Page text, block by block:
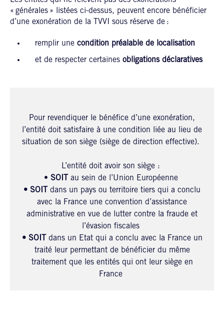
« générales » listées ci-dessus, peuvent encore bénéficier
d’une exonération de la TVVI sous réserve de :
remplir une condition préalable de localisation
et de respecter certaines obligations déclaratives
Pour revendiquer le bénéfice d’une exonération,
l’entité doit satisfaire à une condition liée au lieu de
situation de son siège (siège de direction effective).
L’entité doit avoir son siège :
• SOIT
au sein de l’Union Européenne
• SOIT
dans un pays ou territoire tiers qui a conclu
avec la France une convention d’assistance
administrative en vue de lutter contre la fraude et
l’évasion fiscales
• SOIT
dans un Etat qui a conclu avec la France un
traité leur permettant de bénéficier du même
traitement que les entités qui ont leur siège en
France